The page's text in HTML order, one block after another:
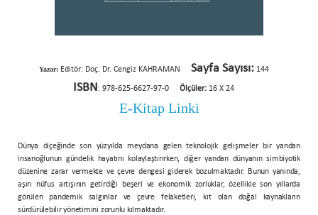
Yazar: Editör: Doç. Dr. Cengiz KAHRAMAN Sayfa Sayısı:144
ISBN: 978-625-6627-97-0 Ölçüler: 16 X 24
E-Kitap Linki
Dünya ölçeğinde son yüzyılda meydana gelen teknolojik gelişmeler bir yandan
insanoğlunun gündelik hayatını kolaylaştırırken, diğer yandan dünyanın simbiyotik
düzenine zarar vermekte ve çevre dengesi giderek bozulmaktadır. Bunun yanında,
aşırı nüfus artışının getirdiği beşeri ve ekonomik zorluklar, özellikle son yıllarda
görülen pandemik salgınlar ve çevre felaketleri, kıt olan doğal kaynakların
sürdürülebilir yönetimini zorunlu kılmaktadır.